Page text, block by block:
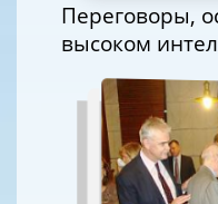
Переговоры,
высоком